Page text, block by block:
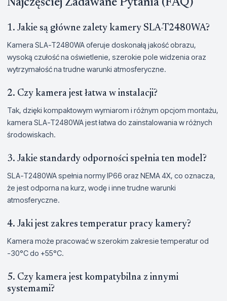
Najczęściej Zadawane Pytania (FAQ)
1. Jakie są główne zalety kamery SLA-T2480WA?
Kamera SLA-T2480WA oferuje doskonałą jakość obrazu,
wysoką czułość na oświetlenie, szerokie pole widzenia oraz
wytrzymałość na trudne warunki atmosferyczne.
2. Czy kamera jest łatwa w instalacji?
Tak, dzięki kompaktowym wymiarom i różnym opcjom montażu,
kamera SLA-T2480WA jest łatwa do zainstalowania w różnych
środowiskach.
3. Jakie standardy odporności spełnia ten model?
SLA-T2480WA spełnia normy IP66 oraz NEMA 4X, co oznacza,
że jest odporna na kurz, wodę i inne trudne warunki
atmosferyczne.
4. Jaki jest zakres temperatur pracy kamery?
Kamera może pracować w szerokim zakresie temperatur od
-30°C do +55°C.
5. Czy kamera jest kompatybilna z innymi
systemami?